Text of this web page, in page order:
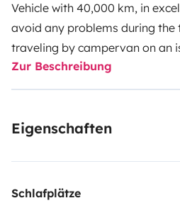
Vehicle with 40,000 km, in
avoid any problems during the
traveling by campervan on an
mainly due to its dimensions:
car spaces and maneuver
seats for traveling and
quality mattresses. Equipped
Zur Beschreibung
Eigenschaften
Schlafplätze